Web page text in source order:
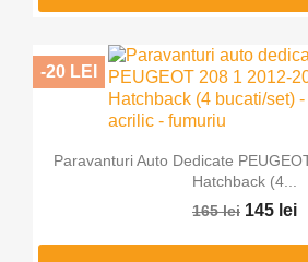
Paravanturi Auto Dedicate
Hatchback (4...
165 lei 145 lei
-20 LEI